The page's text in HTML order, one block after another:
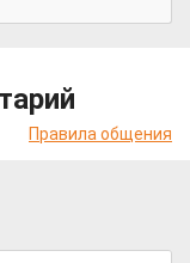
Правила общения